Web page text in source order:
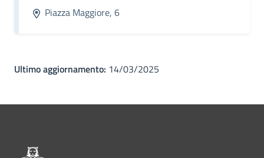
Piazza Maggiore, 6
Ultimo aggiornamento: 14/03/2025